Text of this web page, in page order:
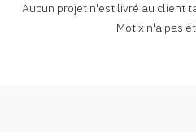
Aucun projet n'est livré au client
Motix n'a pas